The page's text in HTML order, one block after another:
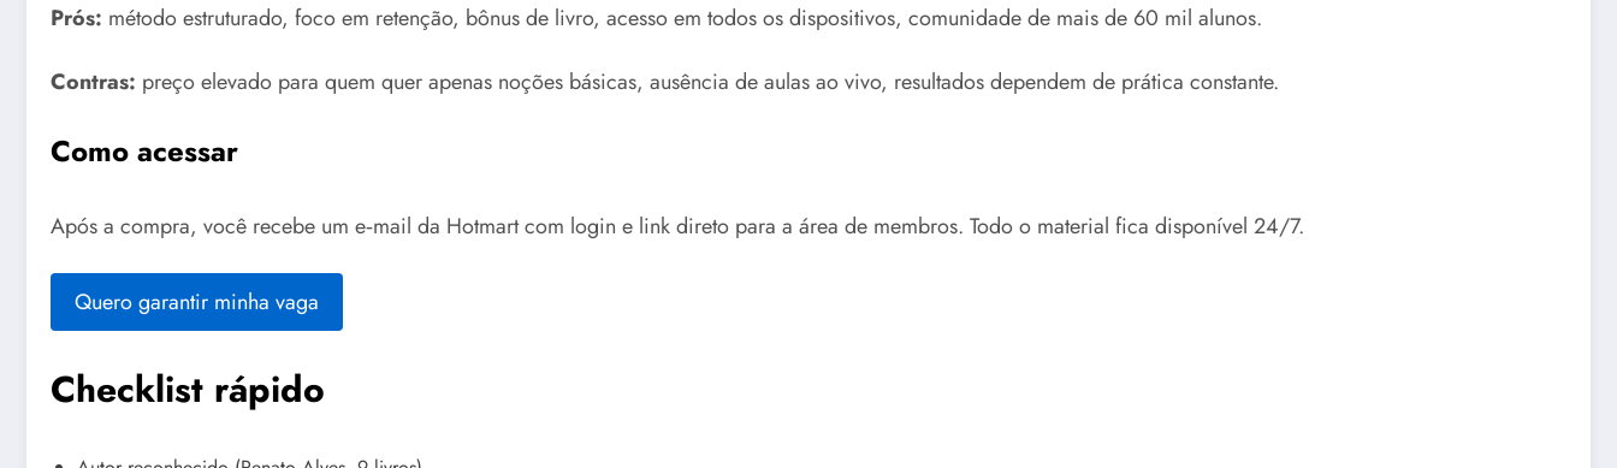
Prós: método estruturado, foco em retenção, bônus de livro, acesso em todos os dispositivos, comunidade de mais de 60 mil alunos.
Contras: preço elevado para quem quer apenas noções básicas, ausência de aulas ao vivo, resultados dependem de prática constante.
Como acessar
Após a compra, você recebe um e‑mail da Hotmart com login e link direto para a área de membros. Todo o material fica disponível 24/7.
Quero garantir minha vaga
Checklist rápido